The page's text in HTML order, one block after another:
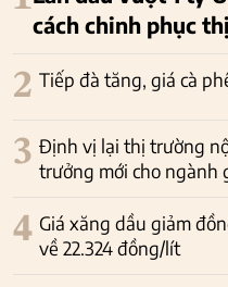
cách chinh phục
2 Tiếp đà tăng, giá cà
3 Định vị lại thị trường
trưởng mới cho ngành
4 Giá xăng dầu giảm
về 22.324 đồng/lít